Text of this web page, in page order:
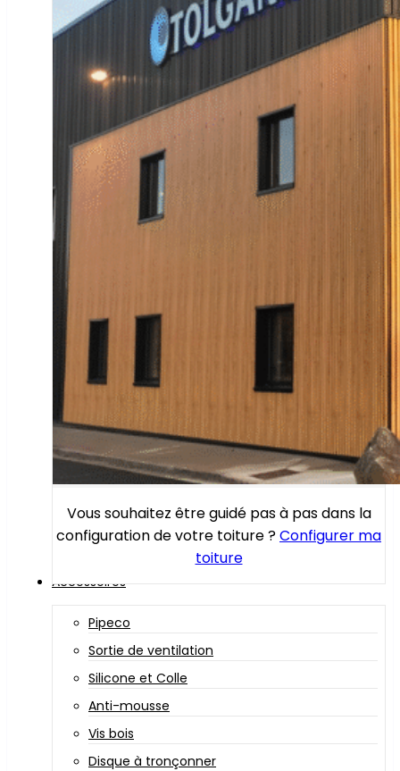
Vous souhaitez être guidé pas à pas dans la
configuration de votre toiture ?Configurer ma
toiture
Accessoires
Pipeco
Sortie de ventilation
Silicone et Colle
Anti-mousse
Vis bois
Disque à tronçonner